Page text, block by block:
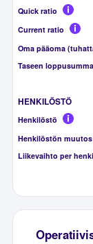
Quick ratio
Current ratio
Oma pääoma
Taseen
HENKILÖSTÖ
Henkilöstö
Henkilöstön muutos
Liikevaihto per